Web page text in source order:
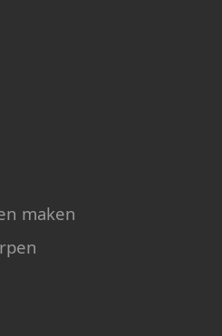
maken